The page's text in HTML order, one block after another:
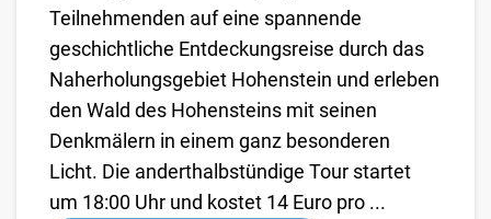
Teilnehmenden auf eine spannende
geschichtliche Entdeckungsreise durch das
Naherholungsgebiet Hohenstein und erleben
den Wald des Hohensteins mit seinen
Denkmälern in einem ganz besonderen
Licht. Die anderthalbstündige Tour startet
um 18:00 Uhr und kostet 14 Euro pro ...